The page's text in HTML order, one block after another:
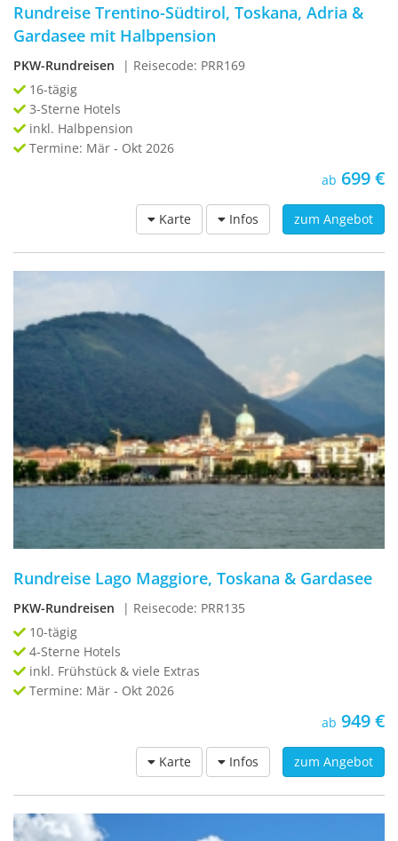
Rundreise Trentino-Südtirol, Toskana, Adria &
Gardasee mit Halbpension
PKW-Rundreisen
| Reisecode: PRR169
16-tägig
3-Sterne Hotels
inkl. Halbpension
Termine: Mär - Okt 2026
ab 699 €
Karte Infos zum Angebot
Rundreise Lago Maggiore, Toskana & Gardasee
PKW-Rundreisen
| Reisecode: PRR135
10-tägig
4-Sterne Hotels
inkl. Frühstück & viele Extras
Termine: Mär - Okt 2026
ab 949 €
Karte Infos zum Angebot